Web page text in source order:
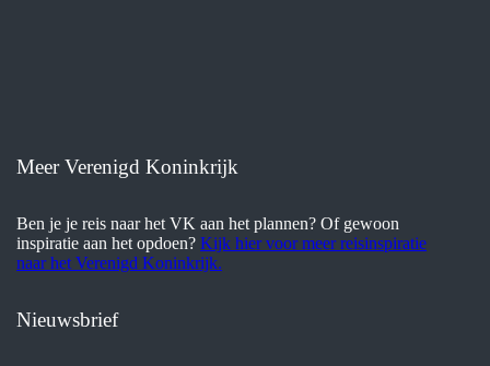
Meer Verenigd Koninkrijk
Ben je je reis naar het VK aan het plannen? Of gewoon
inspiratie aan het opdoen?Kijk hier voor meer reisinspiratie
naar het Verenigd Koninkrijk.
Nieuwsbrief